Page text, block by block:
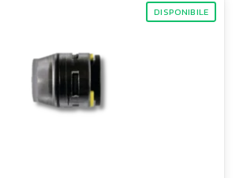
DISPONIBILE